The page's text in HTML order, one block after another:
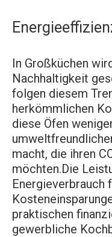
In Großküchen
Nachhaltigkeit
folgen diesem
herkömmlichen
diese Öfen
macht, die ihren
möchten.Die
Energieverbrauch
praktischen
gewerbliche